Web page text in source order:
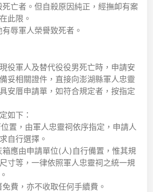
亡者。但自殺原因純正，經撫卹有案
此限。
辱軍人榮譽致死者。
役軍人及替代役役男死亡時，申請安
妥相關證件，直接向澎湖縣軍人忠靈
安厝申請單，如符合規定者，按指定
如下：
置，由軍人忠靈祠依序指定，申請人
自行選擇。
應由申請單位(人)自行備置，惟其規
寸等，一律依照軍人忠靈祠之統一規
費，亦不收取任何手續費。